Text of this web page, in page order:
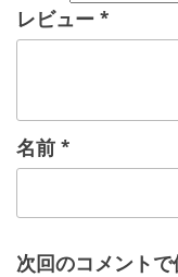
レビュー *
名前 *
次回のコメント